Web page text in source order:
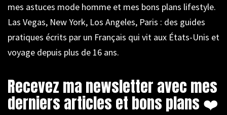
mes astuces mode homme et mes bons plans lifestyle.
Las Vegas, New York, Los Angeles, Paris : des guides
pratiques écrits par un Français qui vit aux États-Unis et
voyage depuis plus de 16 ans.
Recevez ma newsletter avec mes
derniers articles et bons plans ❤️